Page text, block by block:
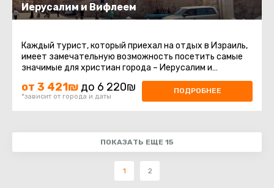
Иерусалим и Вифлеем
Каждый турист, который приехал на отдых в Израиль,
имеет замечательную возможность посетить самые
значимые для христиан города – Иерусалим и
от 3 421₪ до 6 220₪
*зависит от города и даты
ПОДРОБНЕЕ
ПОКАЗАТЬ ЕЩЕ 15
1 2